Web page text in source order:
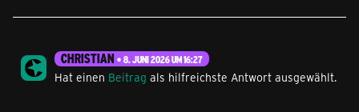
CHRISTIAN 8. JUNI 2026 UM 16:27
Hat einen Beitrag als hilfreichste Antwort ausgewählt.